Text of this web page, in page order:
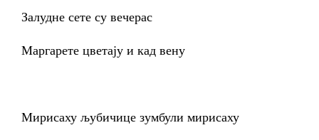
Залудне сете су вечерас
Маргарете цветају и кад вену
Мирисаху љубичице зумбули мирисаху